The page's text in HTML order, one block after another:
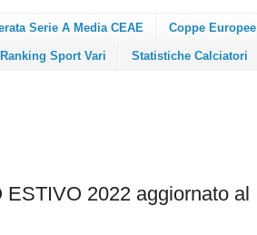
Serie A Media CEAE Coppe Europee
Ranking Sport Vari Statistiche Calciatori
2022 aggiornato al